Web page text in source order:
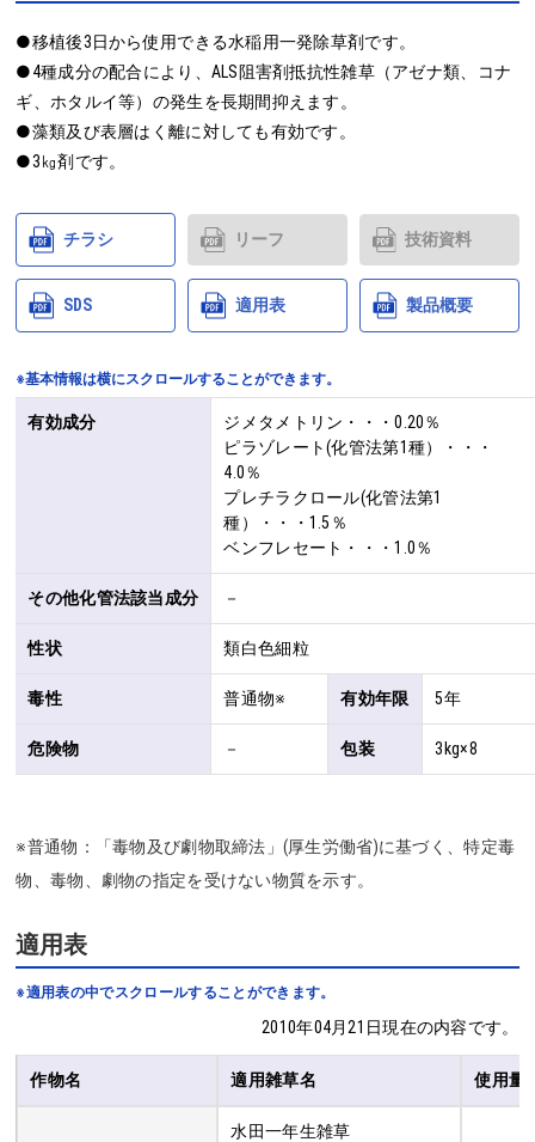
●移植後3日から使用できる水稲用一発除草剤です。
●4種成分の配合により、ALS阻害剤抵抗性雑草（アゼナ類、コナ
ギ、ホタルイ等）の発生を長期間抑えます。
●藻類及び表層はく離に対しても有効です。
●3㎏剤です。
チラシ リーフ 技術資料
SDS 適用表 製品概要
※基本情報は横にスクロールすることができます。
有効成分
ジメタメトリン・・・0.20％
ピラゾレート(化管法第1種）・・・
4.0％
プレチラクロール(化管法第1
種）・・・1.5％
ベンフレセート・・・1.0％
その他化管法該当成分 －
性状 類白色細粒
毒性 普通物※ 有効年限 5年
危険物 － 包装 3kg×8
※普通物：「毒物及び劇物取締法」(厚生労働省)に基づく、特定毒
物、毒物、劇物の指定を受けない物質を示す。
適用表
※適用表の中でスクロールすることができます。
2010年04月21日現在の内容です。
作物名 適用雑草名 使用量
水田一年生雑草